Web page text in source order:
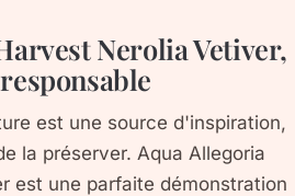
Nerolia Vetiver,
est une source d'inspiration,
la préserver. Aqua Allegoria
est une parfaite démonstration